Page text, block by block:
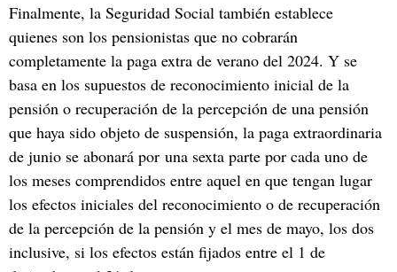
Finalmente, la Seguridad Social también establece
quienes son los pensionistas que no cobrarán
completamente la paga extra de verano del 2024. Y se
basa en los supuestos de reconocimiento inicial de la
pensión o recuperación de la percepción de una pensión
que haya sido objeto de suspensión, la paga extraordinaria
de junio se abonará por una sexta parte por cada uno de
los meses comprendidos entre aquel en que tengan lugar
los efectos iniciales del reconocimiento o de recuperación
de la percepción de la pensión y el mes de mayo, los dos
inclusive, si los efectos están fijados entre el 1 de